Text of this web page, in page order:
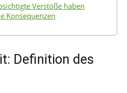
Verstöße haben
Konsequenzen
Definition des